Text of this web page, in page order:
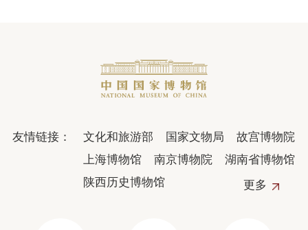
友情链接： 文化和旅游部 国家文物局
故宫博物院
上海博物馆
南京博物院
湖南省博物馆
陕西历史博物馆
更多